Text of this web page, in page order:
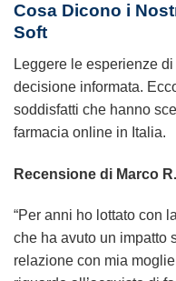
Cosa Dicono i
Soft
Leggere le esperienze
decisione informata.
soddisfatti che hanno
farmacia online in Italia.
Recensione di Marco
“Per anni ho lottato con
che ha avuto un impatto
relazione con mia